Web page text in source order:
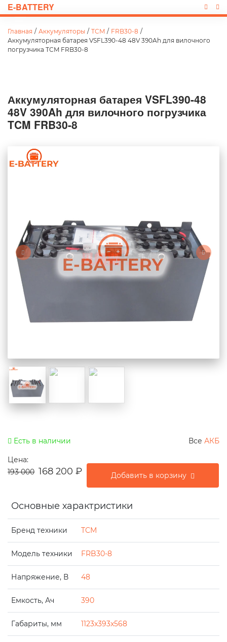
E-BATTERY
Главная / Аккумуляторы / TCM / FRB30-8 /
Аккумуляторная батарея VSFL390-48 48V 390Ah для вилочного
погрузчика TCM FRB30-8
Аккумуляторная батарея VSFL390-48
48V 390Ah для вилочного погрузчика
TCM FRB30-8
Есть в наличии Все АКБ
Цена:
193 000 168 200 ₽ Добавить в корзину
Основные характристики
Бренд техники TCM
Модель техники FRB30-8
Напряжение, В 48
Емкость, Ач 390
Габариты, мм 1123x393x568